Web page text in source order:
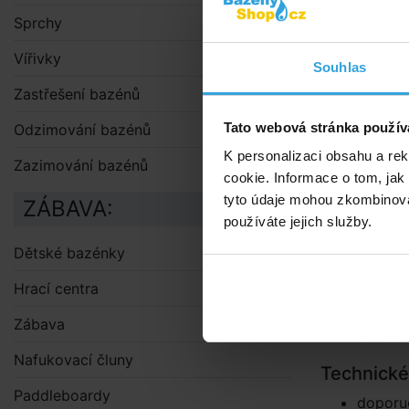
Souhlas
Tato webová stránka
K personalizaci obsahu a
cookie. Informace o tom,
tyto údaje mohou
používáte jejich služby.
další.
Vysavač je
robot
i vodní
Sprchy
Vířivky
Zastřešení bazénů
Odzimování bazénů
Zazimování bazénů
ZÁBAVA:
Dětské bazénky
Hrací centra
Zábava
Nafukovací čluny
Paddleboardy